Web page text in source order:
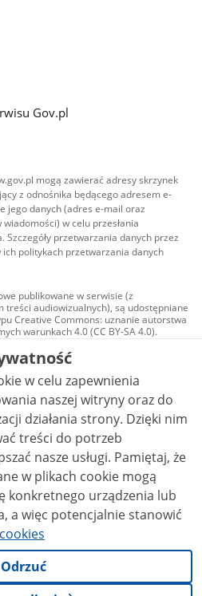
Gov.pl
mogą zawierać adresy skrzynek
z odnośnika będącego adresem e-
jego danych (adres e-mail oraz
w celu przesłania
Szczegóły przetwarzania danych przez
politykach przetwarzania danych
publikowane w serwisie (z
treści audiowizualnych), są udostępniane
Creative Commons: uznanie autorstwa
warunkach 4.0 (CC BY-SA 4.0).
w tym zdjęcia, materiały
są udostępniane na licencji typu
uznanie autorstwa użycie
- bez utworów zależnych 4.0 (CC BY-
ile nie jest to stwierdzone inaczej.
w celu zapewnienia
naszej witryny oraz do
strony. Dzięki nim
treści do potrzeb
usługi. Pamiętaj, że
w plikach cookie mogą
konkretnego urządzenia lub
a więc potencjalnie stanowić
Odrzuć